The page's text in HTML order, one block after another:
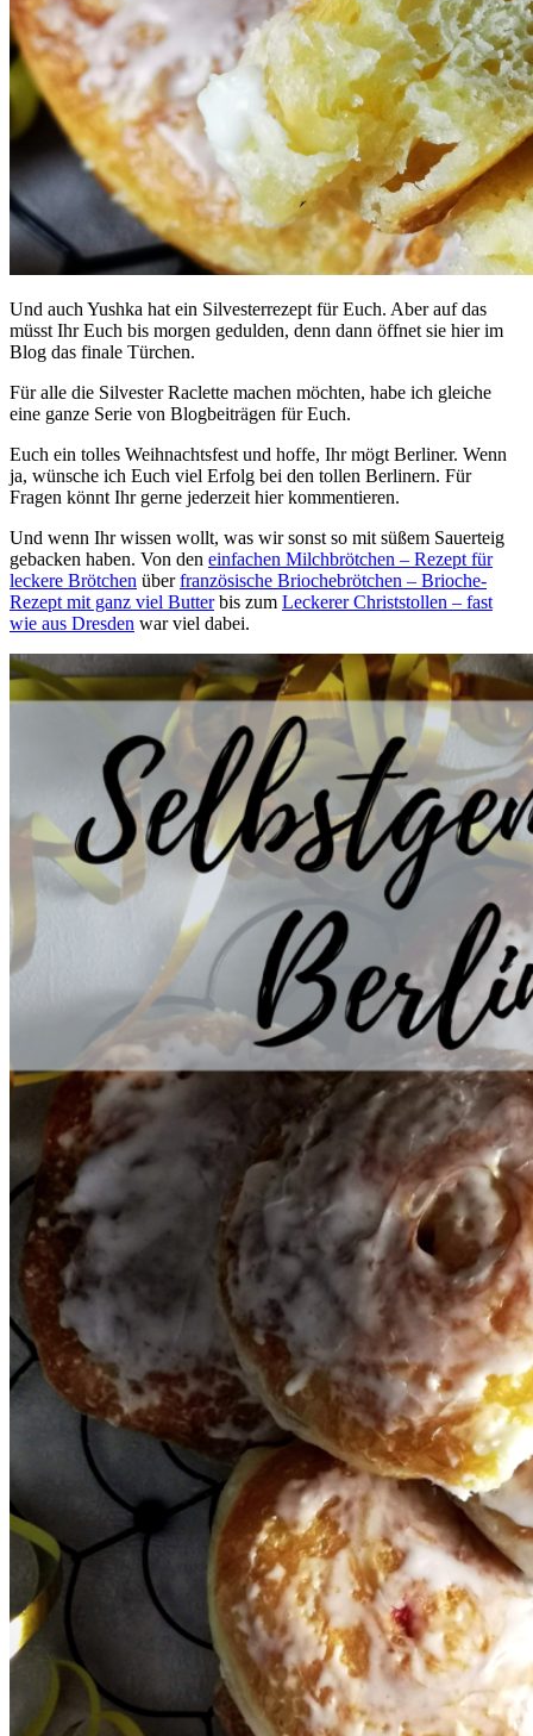
Und auch Yushka hat ein Silvesterrezept für Euch. Aber auf das
müsst Ihr Euch bis morgen gedulden, denn dann öffnet sie hier im
Blog das finale Türchen.
Für alle die Silvester Raclette machen möchten, habe ich gleiche
eine ganze Serie von Blogbeiträgen für Euch.
Euch ein tolles Weihnachtsfest und hoffe, Ihr mögt Berliner. Wenn
ja, wünsche ich Euch viel Erfolg bei den tollen Berlinern. Für
Fragen könnt Ihr gerne jederzeit hier kommentieren.
Und wenn Ihr wissen wollt, was wir sonst so mit süßem Sauerteig
gebacken haben. Von den einfachen Milchbrötchen – Rezept für
leckere Brötchen überfranzösische Briochebrötchen – Brioche-
Rezept mit ganz viel Butterbis zum Leckerer Christstollen – fast
wie aus Dresden war viel dabei.